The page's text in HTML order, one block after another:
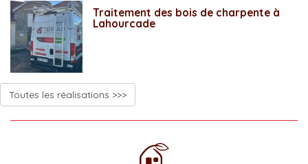
Traitement des bois de charpente à
Lahourcade
Toutes les réalisations >>>